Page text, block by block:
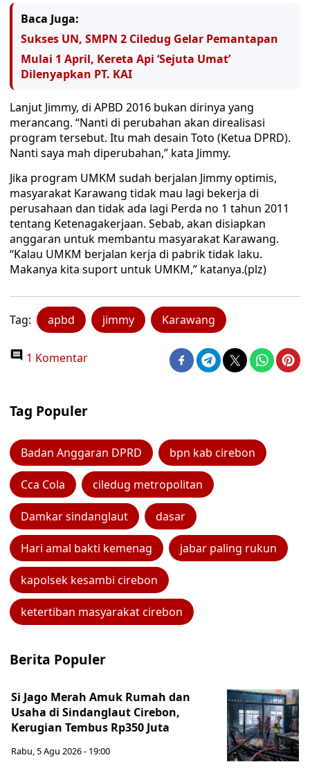
Baca Juga:
Sukses UN, SMPN 2 Ciledug Gelar Pemantapan
Mulai 1 April, Kereta Api ‘Sejuta Umat’
Dilenyapkan PT. KAI
Lanjut Jimmy, di APBD 2016 bukan dirinya yang
merancang. “Nanti di perubahan akan direalisasi
program tersebut. Itu mah desain Toto (Ketua DPRD).
Nanti saya mah diperubahan,” kata Jimmy.
Jika program UMKM sudah berjalan Jimmy optimis,
masyarakat Karawang tidak mau lagi bekerja di
perusahaan dan tidak ada lagi Perda no 1 tahun 2011
tentang Ketenagakerjaan. Sebab, akan disiapkan
anggaran untuk membantu masyarakat Karawang.
“Kalau UMKM berjalan kerja di pabrik tidak laku.
Makanya kita suport untuk UMKM,” katanya.(plz)
Tag: apbd jimmy Karawang
1 Komentar
Tag Populer
Badan Anggaran DPRD bpn kab cirebon
Cca Cola ciledug metropolitan
Damkar sindanglaut dasar
Hari amal bakti kemenag jabar paling rukun
kapolsek kesambi cirebon
ketertiban masyarakat cirebon
Berita Populer
Si Jago Merah Amuk Rumah dan
Usaha di Sindanglaut Cirebon,
Kerugian Tembus Rp350 Juta
Rabu, 5 Agu 2026 - 19:00